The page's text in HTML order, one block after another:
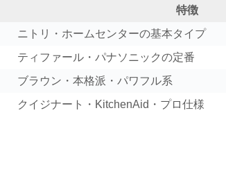
特徴
ニトリ・ホームセンターの基本タイプ
ティファール・パナソニックの定番
ブラウン・本格派・パワフル系
クイジナート・KitchenAid・プロ仕様